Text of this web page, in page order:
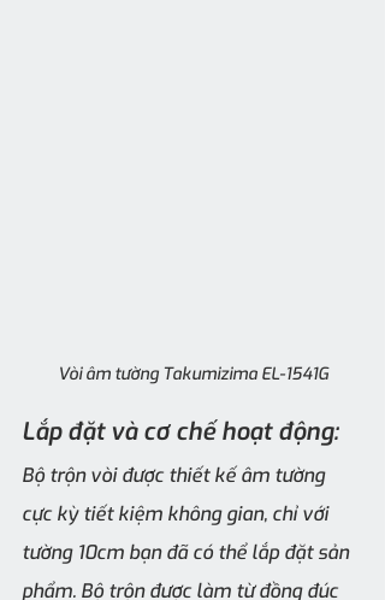
Vòi âm tường Takumizima EL-1541G
Lắp đặt và cơ chế hoạt động:
Bộ trộn vòi được thiết kế âm tường
cực kỳ tiết kiệm không gian, chỉ với
tường 10cm bạn đã có thể lắp đặt sản
phẩm. Bộ trộn được làm từ đồng đúc